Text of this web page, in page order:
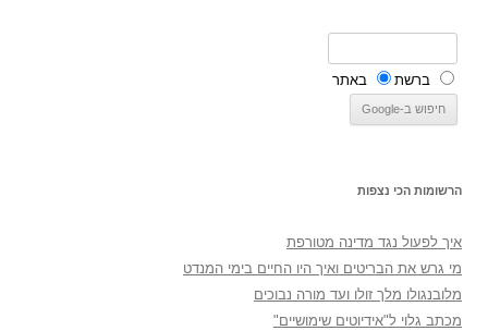
ברשת באתר
הרשומות הכי נצפות
איך לפעול נגד מדינה מטורפת
מי גרש את הבריטים ואיך היו החיים בימי המנדט
מלובנגולו מלך זולו ועד מורה נבוכים
מכתב גלוי ל"אידיוטים שימושיים"